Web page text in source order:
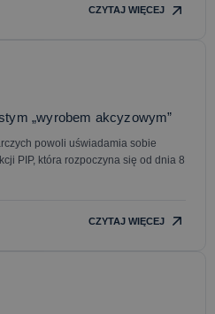
CZYTAJ WIĘCEJ
„wyrobem akcyzowym”
powoli uświadamia sobie
PIP, która rozpoczyna się od dnia 8
CZYTAJ WIĘCEJ